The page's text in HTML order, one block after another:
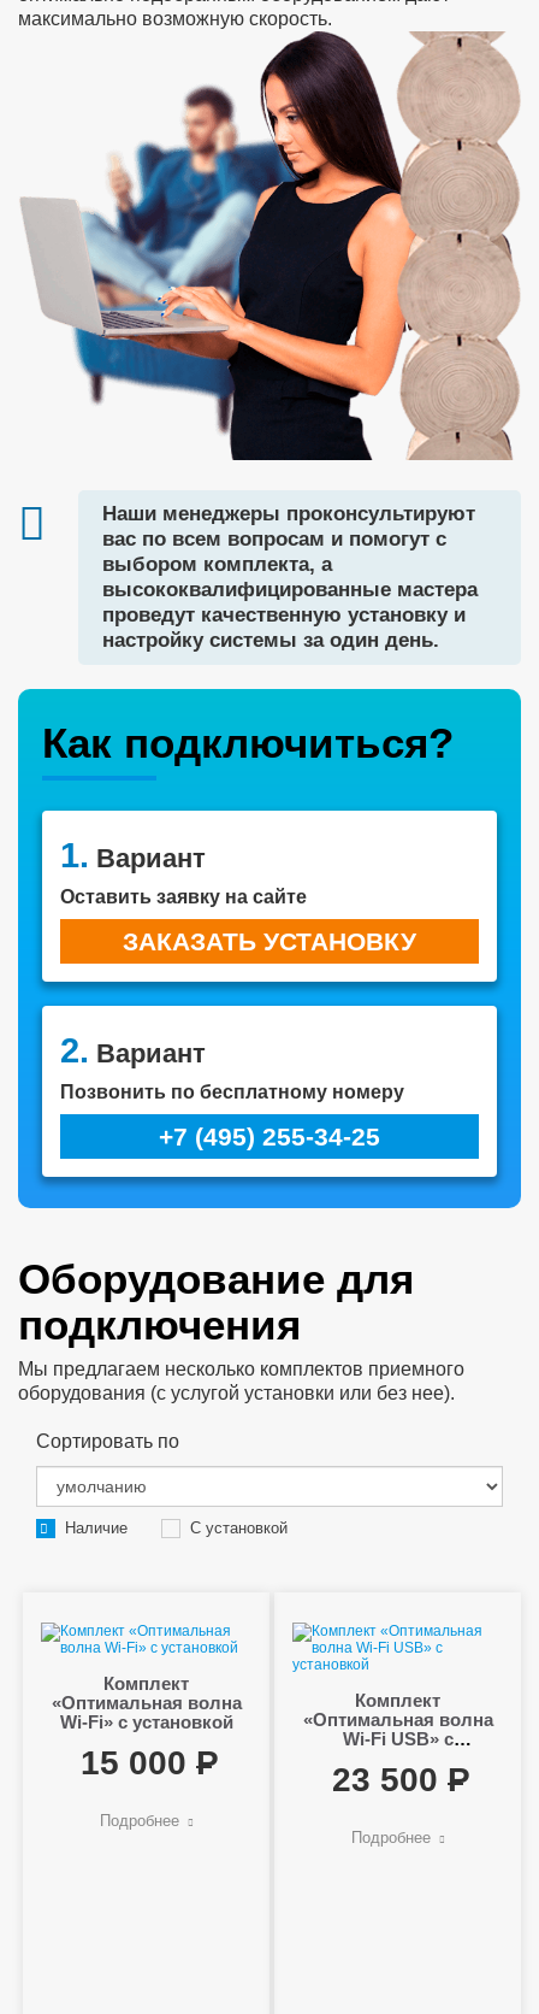
максимально возможную скорость.
Наши менеджеры проконсультируют
вас по всем вопросам и помогут с
выбором комплекта, а
высококвалифицированные мастера
проведут качественную установку и
настройку системы за один день.
Как подключиться?
1. Вариант
Оставить заявку на сайте
ЗАКАЗАТЬ УСТАНОВКУ
2. Вариант
Позвонить по бесплатному номеру
+7 (495) 255-34-25
Оборудование для
подключения
Мы предлагаем несколько комплектов приемного
оборудования (с услугой установки или без нее).
Сортировать по
Наличие С установкой
Комплект
«Оптимальная волна
Wi-Fi» с установкой
15 000
Подробнее
Комплект
«Оптимальная волна
Wi-Fi USB» с
23 500
Подробнее